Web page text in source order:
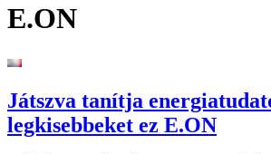
E.ON
Játszva tanítja
legkisebbeket ez E.ON